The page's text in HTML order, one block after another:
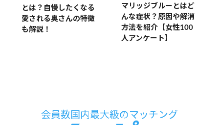
とは？自慢したくなる
愛される奥さんの特徴
も解説！
マリッジブルーとはど
んな症状？原因や解消
方法を紹介【女性100
人アンケート】